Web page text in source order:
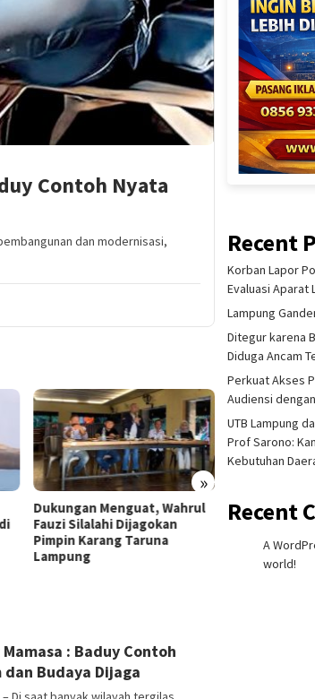
Contoh Nyata
dan modernisasi,
»
Dukungan Menguat, Wahrul
Fauzi Silalahi Dijagokan
Pimpin Karang Taruna
Lampung
Lansia
Selamat di
Dijadwalkan
: Baduy Contoh
Budaya Dijaga
Recent
Korban Lapor
Evaluasi Aparat
Lampung
Ditegur karena
Diduga Ancam
Perkuat Akses
Audiensi
UTB Lampung
Prof Sarono:
Kebutuhan
Recent
A
world!